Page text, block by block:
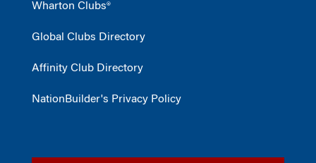
Wharton Clubs®
Global Clubs Directory
Affinity Club Directory
NationBuilder's Privacy Policy